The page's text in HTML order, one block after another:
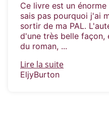
Ce livre est un
sais pas pourquoi j'ai
sortir de ma PAL.
d'une très belle façon,
du roman, ...
Lire la suite
EljyBurton